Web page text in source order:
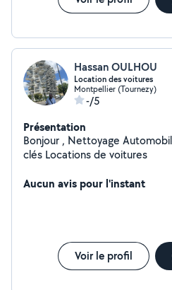
Hassan OULHOU
Location des voitures
Montpellier (Tournezy)
-/5
Présentation
Bonjour , Nettoyage Automobile Programmation des
clés Locations de voitures
Aucun avis pour l'instant
Voir le profil